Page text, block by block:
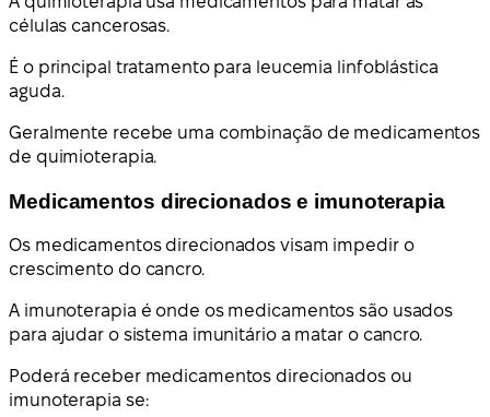
células cancerosas.
É o principal tratamento para leucemia linfoblástica
aguda.
Geralmente recebe uma combinação de medicamentos
de quimioterapia.
Medicamentos direcionados e imunoterapia
Os medicamentos direcionados visam impedir o
crescimento do cancro.
A imunoterapia é onde os medicamentos são usados
para ajudar o sistema imunitário a matar o cancro.
Poderá receber medicamentos direcionados ou
imunoterapia se: